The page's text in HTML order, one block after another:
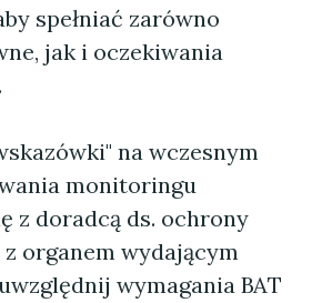
spełniać zarówno
jak i oczekiwania
na wczesnym
monitoringu
z doradcą ds. ochrony
organem wydającym
wymagania BAT